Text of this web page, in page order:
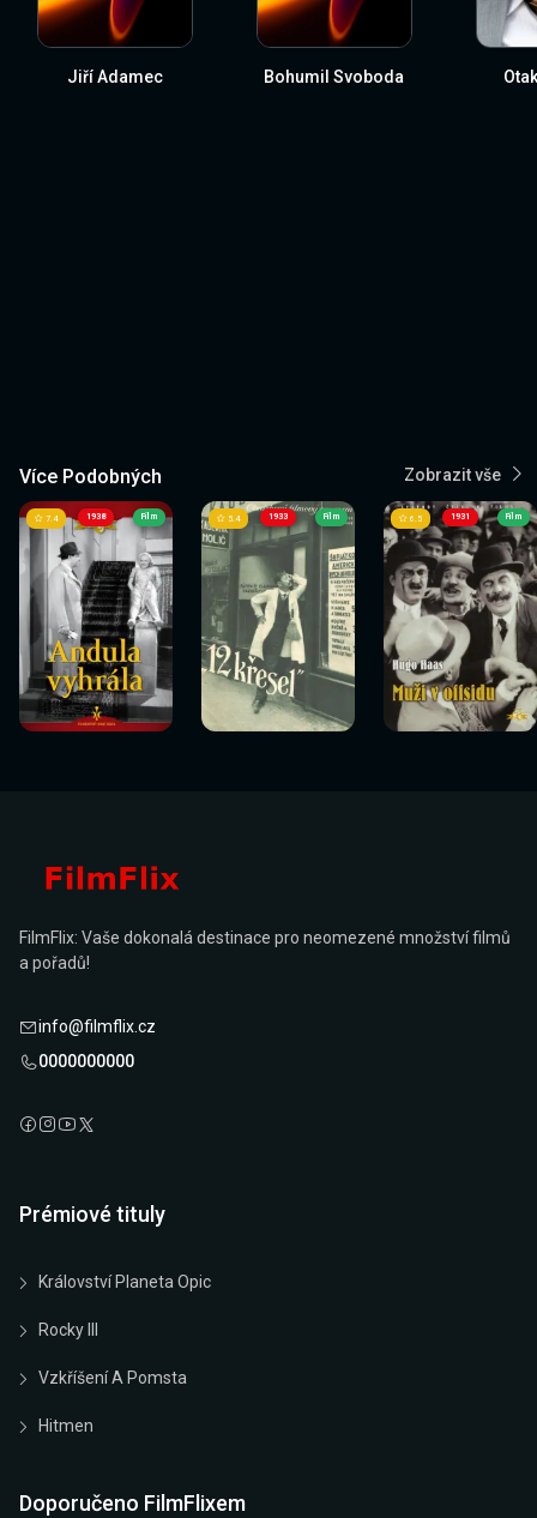
Jiří Adamec Bohumil Svoboda
Více Podobných Zobrazit vše
1938
Sledovat
nyní
7.4 Film
Sledovat
nyní
1933
Sledovat
nyní
5.4 Film
Sledovat
nyní
1931
Sledovat
nyní
6.5 Film
Sledovat
FilmFlix: Vaše dokonalá destinace pro neomezené množství filmů
a pořadů!
info@filmflix.cz
0000000000
Prémiové tituly
Království Planeta Opic
Rocky III
Vzkříšení A Pomsta
Hitmen
Doporučeno FilmFlixem